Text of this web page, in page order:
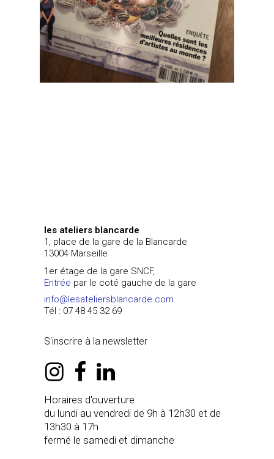
les ateliers blancarde
1, place de la gare de la Blancarde
13004 Marseille
1er étage de la gare SNCF,
Entrée par le coté gauche de la gare
info@lesateliersblancarde.com
Tél : 07 48 45 32 69
S'inscrire à la newsletter
instagram
facebook
linkedin
Horaires d'ouverture
du lundi au vendredi de 9h à 12h30 et de
13h30 à 17h
fermé le samedi et dimanche